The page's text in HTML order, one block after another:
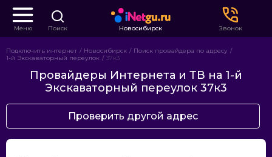
Меню Поиск Новосибирск Звонок
Подключить интернет Новосибирск
Поиск провайдера по адресу
1-й Экскаваторный переулок
37к3
Провайдеры Интернета и ТВ на 1-й
Экскаваторный переулок 37к3
Проверить другой адрес